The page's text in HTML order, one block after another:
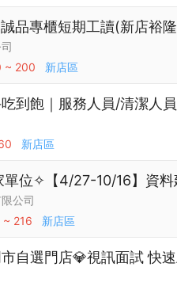
品專櫃短期工讀(新店裕
~ 200 新店區
到飽｜服務人員/清潔人
新店區
位✧【4/27-10/16】資料
公司
~ 216 新店區
自選門店💎視訊面試 快